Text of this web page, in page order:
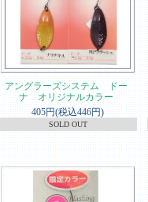
アングラーズシステム ドー
ナ オリジナルカラー
405円(税込446円)
SOLD OUT